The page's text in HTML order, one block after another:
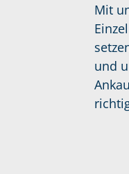
Mit
und